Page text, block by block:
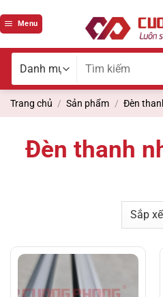
qua
Menu
Tìm
Trang chủ / Sản phẩm / Đèn
Đèn thanh